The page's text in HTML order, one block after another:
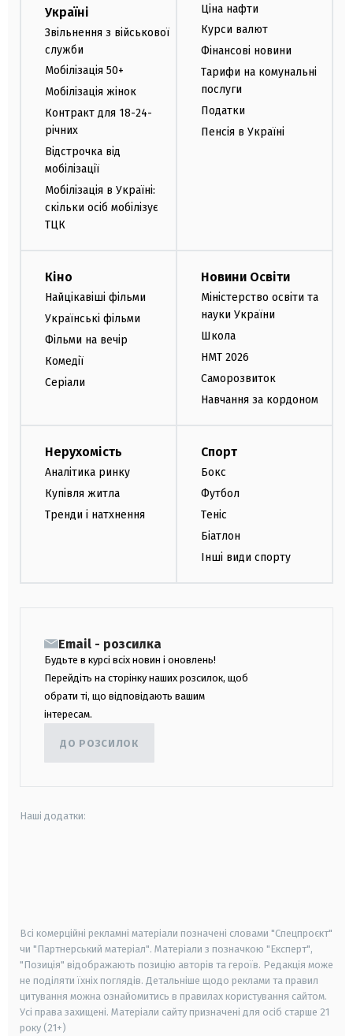
Україні
Звільнення з військової
служби
Мобілізація 50+
Мобілізація жінок
Контракт для 18-24-
річних
Відстрочка від
мобілізації
Мобілізація в Україні:
скільки осіб мобілізує
ТЦК
Ціна нафти
Курси валют
Фінансові новини
Тарифи на комунальні
послуги
Податки
Пенсія в Україні
Кіно
Найцікавіші фільми
Українські фільми
Фільми на вечір
Комедії
Серіали
Новини Освіти
Міністерство освіти та
науки України
Школа
НМТ 2026
Саморозвиток
Навчання за кордоном
Нерухомість
Аналітика ринку
Купівля житла
Тренди і натхнення
Спорт
Бокс
Футбол
Теніс
Біатлон
Інші види спорту
Email - розсилка
Будьте в курсі всіх новин і оновлень!
Перейдіть на сторінку наших розсилок, щоб
обрати ті, що відповідають вашим
інтересам.
ДО РОЗСИЛОК
Наші додатки:
Всі комерційні рекламні матеріали позначені словами "Спецпроєкт"
чи "Партнерський матеріал". Матеріали з позначкою "Експерт",
"Позиція" відображають позицію авторів та героїв. Редакція може
не поділяти їхніх поглядів. Детальніше щодо реклами та правил
цитування можна ознайомитись в правилах користування сайтом.
Усі права захищені. Матеріали сайту призначені для осіб старше 21
року (21+)